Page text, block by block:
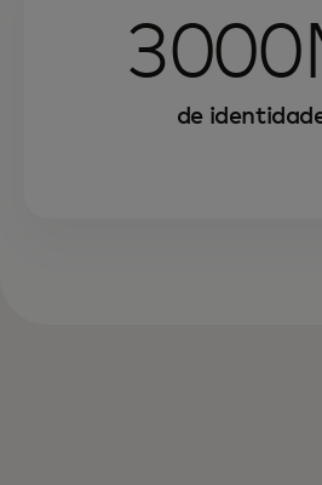
de